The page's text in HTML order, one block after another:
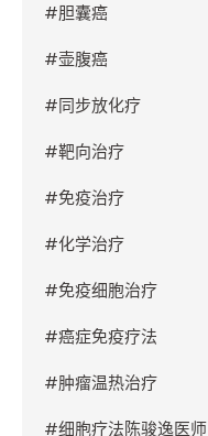
#胆囊癌
#壶腹癌
#同步放化疗
#靶向治疗
#免疫治疗
#化学治疗
#免疫细胞治疗
#癌症免疫疗法
#肿瘤温热治疗
#细胞疗法陈骏逸医师